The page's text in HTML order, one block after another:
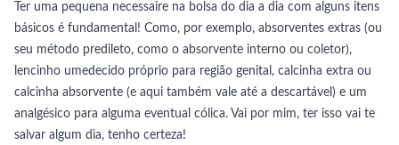
Ter uma pequena necessaire na bolsa do dia a dia com alguns itens
básicos é fundamental! Como, por exemplo, absorventes extras (ou
seu método predileto, como o absorvente interno ou coletor),
lencinho umedecido próprio para região genital, calcinha extra ou
calcinha absorvente (e aqui também vale até a descartável) e um
analgésico para alguma eventual cólica. Vai por mim, ter isso vai te
salvar algum dia, tenho certeza!